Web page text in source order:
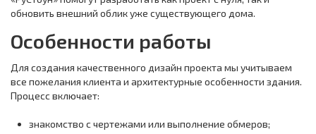
обновить внешний облик уже существующего дома.
Особенности работы
Для создания качественного дизайн проекта мы учитываем
все пожелания клиента и архитектурные особенности здания.
Процесс включает:
знакомство с чертежами или выполнение обмеров;